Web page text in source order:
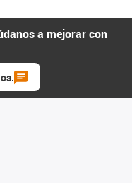
a mejorar con